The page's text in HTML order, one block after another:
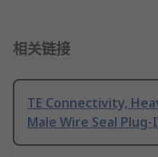
相关链接
TE Connectivity,
Male Wire Seal Plug-